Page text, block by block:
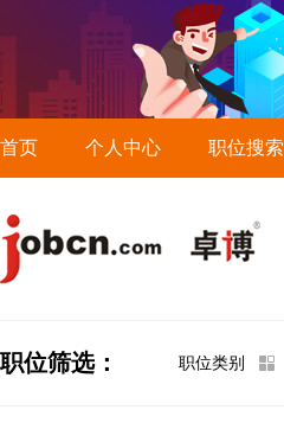
首页 个人中心 职位搜索
职位筛选： 职位类别